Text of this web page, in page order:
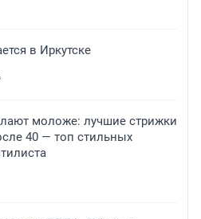
в Иркутске
моложе: лучшие стрижки
40 — топ стильных